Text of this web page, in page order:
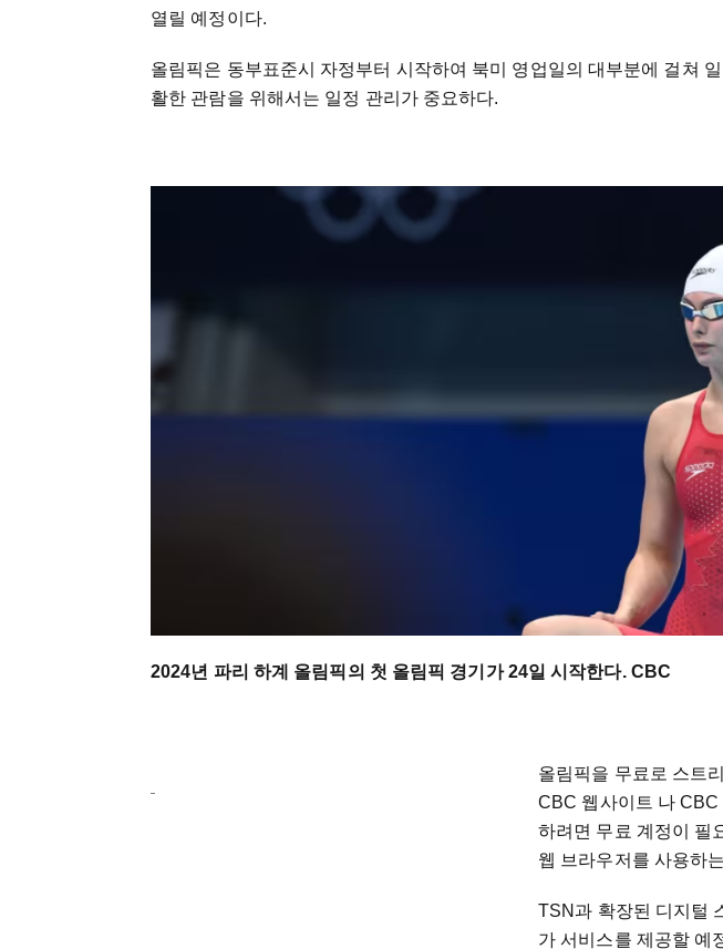
열릴 예정이다.
올림픽은 동부표준시 자정부터 시작하여 북미 영업일의 대부분에 걸쳐
활한 관람을 위해서는 일정 관리가 중요하다.
2024년 파리 하계 올림픽의 첫 올림픽 경기가 24일 시작한다. CBC
올림픽을 무료로 스트
CBC 웹사이트 나
하려면 무료 계정이 필
웹 브라우저를 사용하
TSN과 확장된 디지털
가 서비스를 제공할 예